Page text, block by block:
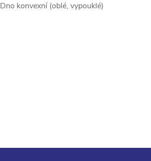
Dno konvexní (oblé, vypouklé)